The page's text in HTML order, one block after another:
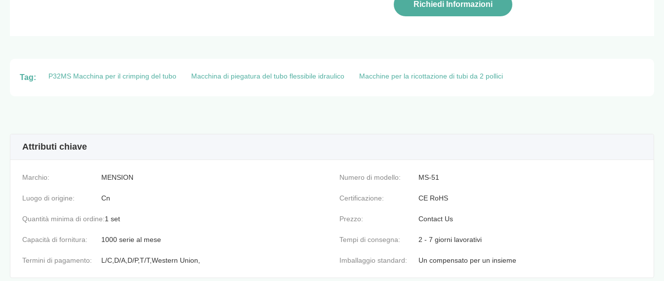
Richiedi Informazioni
Tag: P32MS Macchina per il crimping del tubo Macchina di piegatura del tubo flessibile idraulico Macchine per la ricottazione di tubi da 2 pollici
Attributi chiave
Marchio: MENSION Numero di modello: MS-51
Luogo di origine: Cn Certificazione: CE RoHS
Quantità minima di ordine:1 set Prezzo: Contact Us
Capacità di fornitura: 1000 serie al mese Tempi di consegna: 2 - 7 giorni lavorativi
Termini di pagamento: L/C,D/A,D/P,T/T,Western Union, Imballaggio standard: Un compensato per un insieme